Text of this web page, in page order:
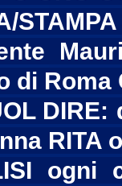
di Roma
RITA